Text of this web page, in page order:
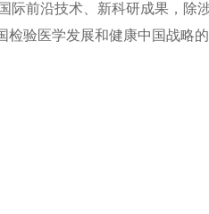
前沿技术、新科研成果，除
验医学发展和健康中国战略